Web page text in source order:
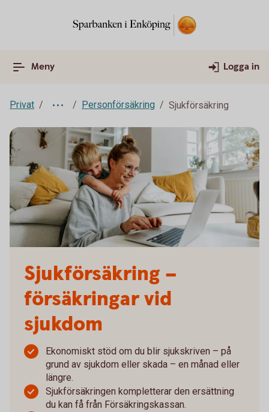
Meny Logga in
Privat Personförsäkring Sjukförsäkring
Sjukförsäkring –
försäkringar vid
sjukdom
Ekonomiskt stöd om du blir sjukskriven – på
grund av sjukdom eller skada – en månad eller
längre.
Sjukförsäkringen kompletterar den ersättning
du kan få från Försäkringskassan.